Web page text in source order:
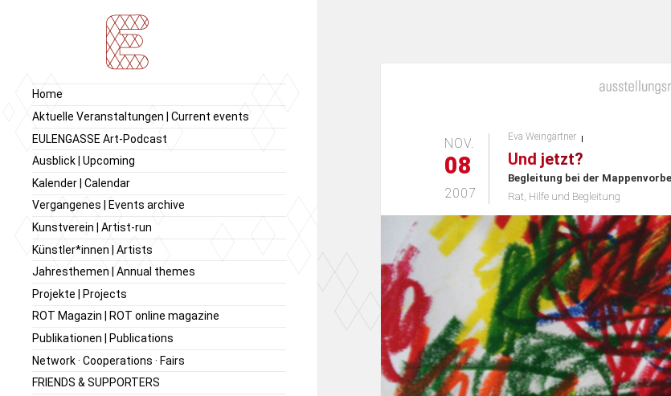
Ausstellungsraum
EULENGASSE
zeitgenössischer Kunst,
Kunstverein
EULENGASSE e.V.
Home
Aktuelle Veranstaltungen | Current events
EULENGASSE Art-Podcast
Ausblick | Upcoming
Kalender | Calendar
Vergangenes | Events archive
Kunstverein | Artist-run
Künstler*innen | Artists
Jahresthemen | Annual themes
Projekte | Projects
ROT Magazin | ROT online magazine
Publikationen | Publications
Network · Cooperations · Fairs
FRIENDS & SUPPORTERS
NOV.
08
2007
Eva Weingärtner
Und jetzt?
Begleitung bei der
Rat, Hilfe und Begleitung